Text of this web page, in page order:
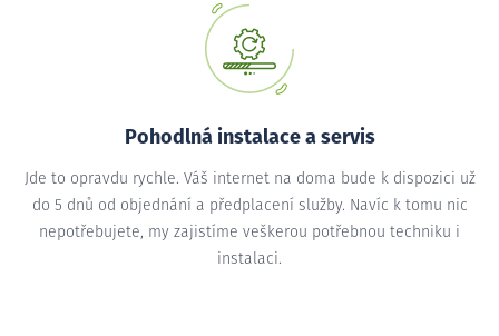
Pohodlná instalace a servis
Jde to opravdu rychle. Váš internet na doma bude k dispozici už
do 5 dnů od objednání a předplacení služby. Navíc k tomu nic
nepotřebujete, my zajistíme veškerou potřebnou techniku i
instalaci.